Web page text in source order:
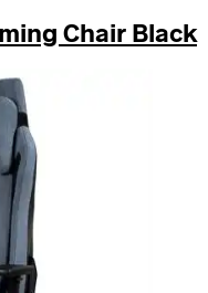
Chair Black